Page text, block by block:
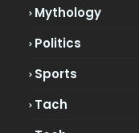
Mythology
Politics
Sports
Tach